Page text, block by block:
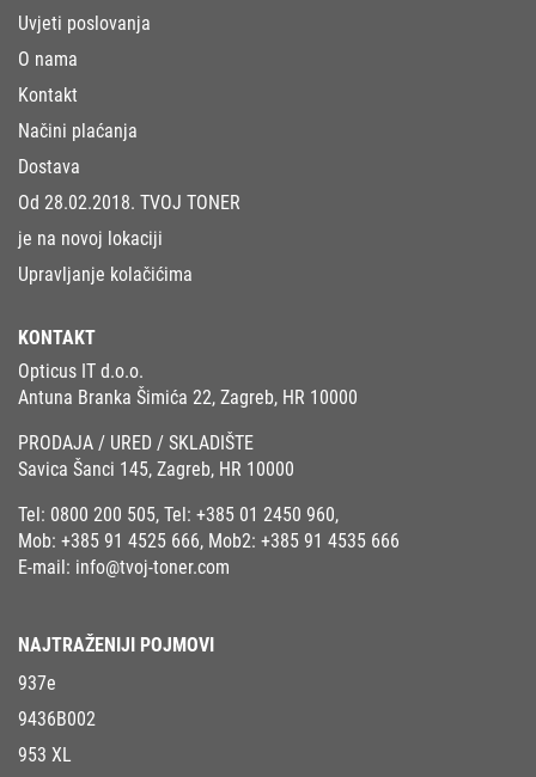
Uvjeti poslovanja
O nama
Kontakt
Načini plaćanja
Dostava
Od 28.02.2018. TVOJ TONER
je na novoj lokaciji
Upravljanje kolačićima
KONTAKT
Opticus IT d.o.o.
Antuna Branka Šimića 22, Zagreb, HR 10000
PRODAJA / URED / SKLADIŠTE
Savica Šanci 145, Zagreb, HR 10000
Tel: 0800 200 505, Tel: +385 01 2450 960,
Mob: +385 91 4525 666, Mob2: +385 91 4535 666
E-mail: info@tvoj-toner.com
NAJTRAŽENIJI POJMOVI
937e
9436B002
953 XL